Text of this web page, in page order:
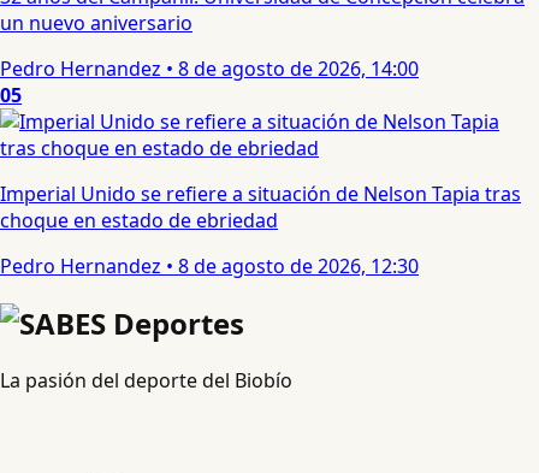
un nuevo aniversario
Pedro Hernandez • 8 de agosto de 2026, 14:00
05
Imperial Unido se refiere a situación de Nelson Tapia tras
choque en estado de ebriedad
Pedro Hernandez • 8 de agosto de 2026, 12:30
La pasión del deporte del Biobío